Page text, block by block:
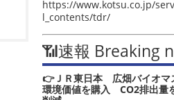
https://www.kotsu.co.jp/
l_contents/tdr/
📶速報 Breaking
👉ＪＲ東日本 広畑バイオマ
環境価値を購入 CO2排出量